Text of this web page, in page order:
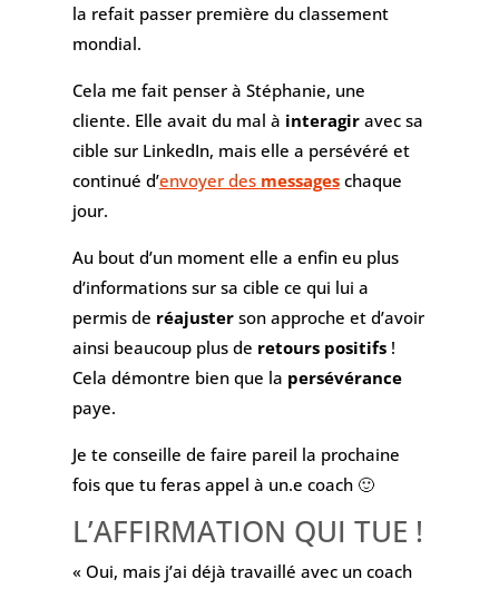
la refait passer première du classement
mondial.
Cela me fait penser à Stéphanie, une
cliente. Elle avait du mal à interagir avec sa
cible sur LinkedIn, mais elle a persévéré et
continué d’envoyer des messages chaque
jour.
Au bout d’un moment elle a enfin eu plus
d’informations sur sa cible ce qui lui a
permis de réajuster son approche et d’avoir
ainsi beaucoup plus de retours positifs !
Cela démontre bien que la persévérance
paye.
Je te conseille de faire pareil la prochaine
fois que tu feras appel à un.e coach 🙂
L’AFFIRMATION QUI TUE !
« Oui, mais j’ai déjà travaillé avec un coach